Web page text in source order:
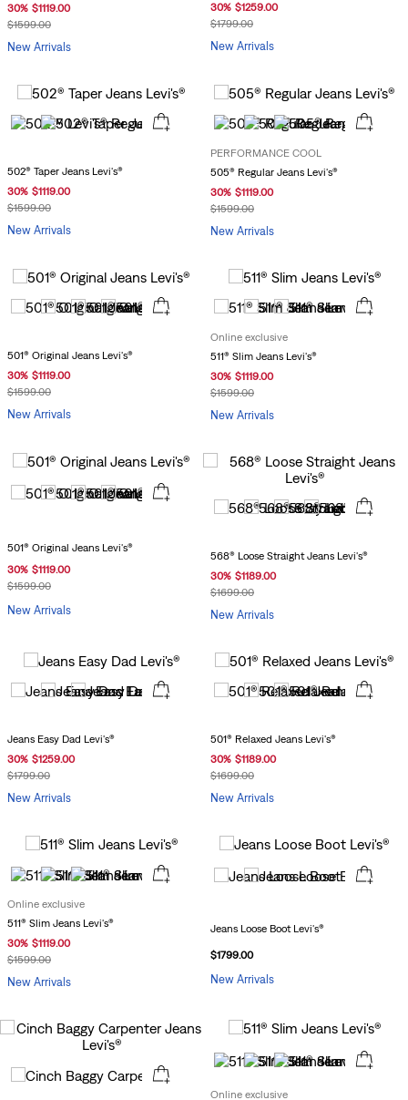
30% $1119.00
$1599.00
New Arrivals
30% $1259.00
$1799.00
New Arrivals
502® Taper Jeans Levi's®
30% $1119.00
$1599.00
New Arrivals
PERFORMANCE COOL
505® Regular Jeans Levi's®
30% $1119.00
$1599.00
New Arrivals
501® Original Jeans Levi's®
30% $1119.00
$1599.00
New Arrivals
Online exclusive
511® Slim Jeans Levi's®
30% $1119.00
$1599.00
New Arrivals
501® Original Jeans Levi's®
30% $1119.00
$1599.00
New Arrivals
568® Loose Straight Jeans Levi's®
30% $1189.00
$1699.00
New Arrivals
Jeans Easy Dad Levi's®
30% $1259.00
$1799.00
New Arrivals
501® Relaxed Jeans Levi's®
30% $1189.00
$1699.00
New Arrivals
Online exclusive
511® Slim Jeans Levi's®
30% $1119.00
$1599.00
New Arrivals
Jeans Loose Boot Levi's®
$1799.00
New Arrivals
Online exclusive